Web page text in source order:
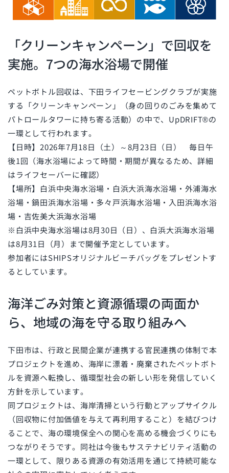
「クリーンキャンペーン」で回収を
実施。7つの海水浴場で開催
ペットボトル回収は、下田ライフセービングクラブが実施
する「クリーンキャンペーン」（身の回りのごみを集めて
パトロールタワーに持ち寄る活動）の中で、UpDRIFT®の
一環として行われます。
【日時】2026年7月18日（土）～8月23日（日） 毎日午
後1回（海水浴場によって時間・期間が異なるため、詳細
はライフセーバーに確認）
【場所】白浜中央海水浴場・白浜大浜海水浴場・外浦海水
浴場・鍋田浜海水浴場・多々戸浜海水浴場・入田浜海水浴
場・吉佐美大浜海水浴場
※白浜中央海水浴場は8月30日（日）、白浜大浜海水浴場
は8月31日（月）まで開催予定としています。
参加者にはSHIPSオリジナルビーチバッグをプレゼントす
るとしています。
海洋ごみ対策と資源循環の両面か
ら、地域の海を守る取り組みへ
下田市は、行政と民間企業が連携する官民連携の体制で本
プロジェクトを進め、海岸に漂着・廃棄されたペットボト
ルを資源へ転換し、循環型社会の新しい形を発信していく
方針を示しています。
同プロジェクトは、海岸清掃という行動とアップサイクル
（回収物に付加価値を与えて再利用すること）を結びつけ
ることで、海の環境保全への関心を高める機会づくりにも
つながりそうです。同社は今後もサステナビリティ活動の
一環として、限りある資源の有効活用を通じて持続可能な